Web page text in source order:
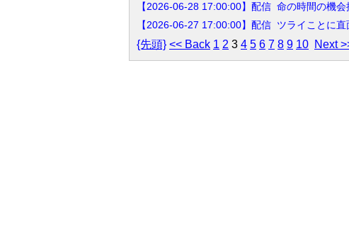
【2026-06-28 17:00:00】配信 命の時間の機
【2026-06-27 17:00:00】配信 ツライことに
{先頭} << Back 1 2 3 4 5 6 7 8 9 10 Next